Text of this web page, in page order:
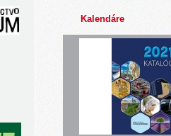
Kalendáre